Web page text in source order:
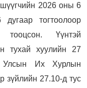
2026 оны 6
тогтоолоор
Үүнтэй
тухай хуулийн 27
Улсын Их Хурлын
зүйлийн 27.10-д тус